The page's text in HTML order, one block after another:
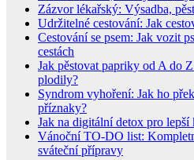
Zázvor lékařský: Výsadba,
Udržitelné cestování: Jak
Cestování se psem: Jak vozit
cestách
Jak pěstovat papriky od A do
plodily?
Syndrom vyhoření: Jak ho
příznaky?
Jak na digitální detox pro
Vánoční TO-DO list:
sváteční přípravy